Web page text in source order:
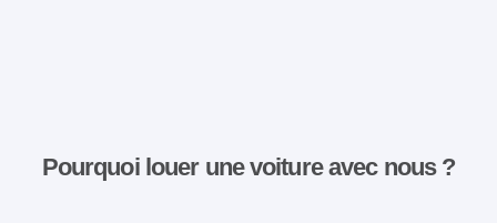
Pourquoi louer une voiture avec nous ?